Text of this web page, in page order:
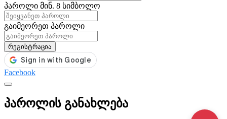
პაროლი მინ. 8 სიმბოლო
გაიმეორეთ პაროლი
რეგისტრაცია
Facebook
პაროლის განახლება